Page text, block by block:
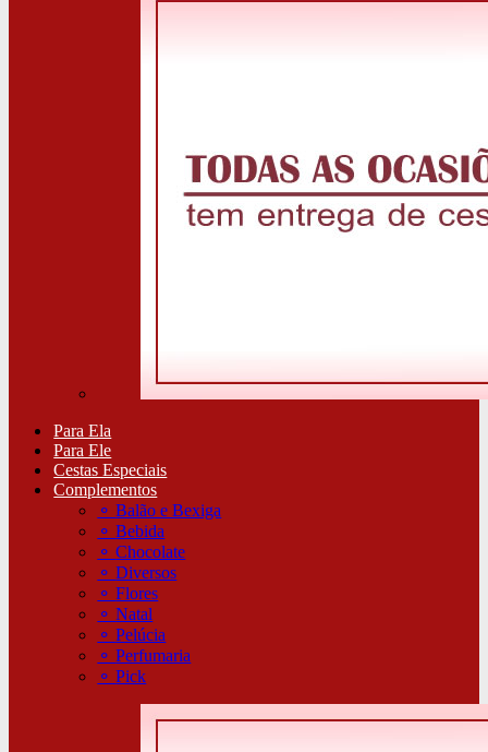
Para Ela
Para Ele
Cestas Especiais
Complementos
⚬Balão e Bexiga
⚬Bebida
⚬Chocolate
⚬Diversos
⚬Flores
⚬Natal
⚬Pelúcia
⚬Perfumaria
⚬Pick